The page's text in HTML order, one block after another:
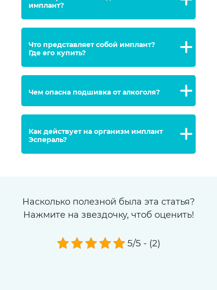
имплант?
Что представляет собой имплант?
Где его купить?
Чем опасна подшивка от алкоголя?
Как действует на организм имплант
Эспераль?
Насколько полезной была эта статья?
Нажмите на звездочку, чтоб оценить!
5/5 - (2)